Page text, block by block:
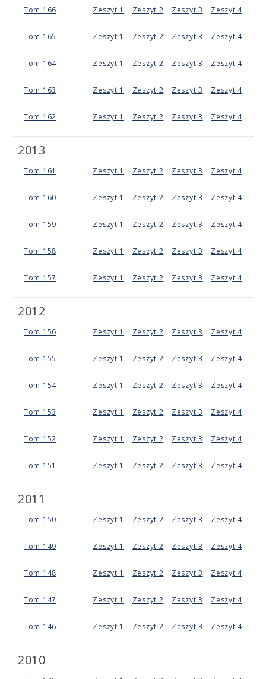
Tom 166 Zeszyt 1 Zeszyt 2 Zeszyt 3 Zeszyt 4
Tom 165 Zeszyt 1 Zeszyt 2 Zeszyt 3 Zeszyt 4
Tom 164 Zeszyt 1 Zeszyt 2 Zeszyt 3 Zeszyt 4
Tom 163 Zeszyt 1 Zeszyt 2 Zeszyt 3 Zeszyt 4
Tom 162 Zeszyt 1 Zeszyt 2 Zeszyt 3 Zeszyt 4
2013
Tom 161 Zeszyt 1 Zeszyt 2 Zeszyt 3 Zeszyt 4
Tom 160 Zeszyt 1 Zeszyt 2 Zeszyt 3 Zeszyt 4
Tom 159 Zeszyt 1 Zeszyt 2 Zeszyt 3 Zeszyt 4
Tom 158 Zeszyt 1 Zeszyt 2 Zeszyt 3 Zeszyt 4
Tom 157 Zeszyt 1 Zeszyt 2 Zeszyt 3 Zeszyt 4
2012
Tom 156 Zeszyt 1 Zeszyt 2 Zeszyt 3 Zeszyt 4
Tom 155 Zeszyt 1 Zeszyt 2 Zeszyt 3 Zeszyt 4
Tom 154 Zeszyt 1 Zeszyt 2 Zeszyt 3 Zeszyt 4
Tom 153 Zeszyt 1 Zeszyt 2 Zeszyt 3 Zeszyt 4
Tom 152 Zeszyt 1 Zeszyt 2 Zeszyt 3 Zeszyt 4
Tom 151 Zeszyt 1 Zeszyt 2 Zeszyt 3 Zeszyt 4
2011
Tom 150 Zeszyt 1 Zeszyt 2 Zeszyt 3 Zeszyt 4
Tom 149 Zeszyt 1 Zeszyt 2 Zeszyt 3 Zeszyt 4
Tom 148 Zeszyt 1 Zeszyt 2 Zeszyt 3 Zeszyt 4
Tom 147 Zeszyt 1 Zeszyt 2 Zeszyt 3 Zeszyt 4
Tom 146 Zeszyt 1 Zeszyt 2 Zeszyt 3 Zeszyt 4
2010